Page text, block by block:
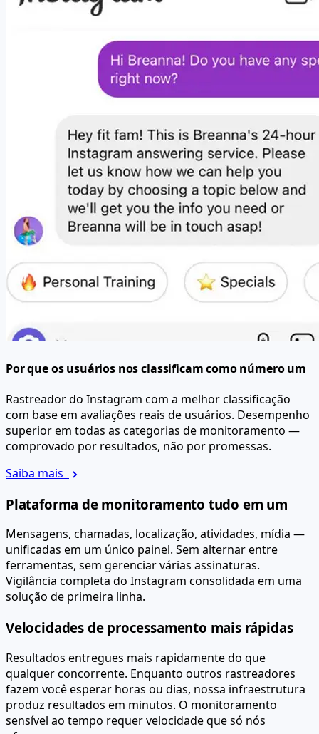
Por que os usuários nos classificam como número um
Rastreador do Instagram com a melhor classificação
com base em avaliações reais de usuários. Desempenho
superior em todas as categorias de monitoramento —
comprovado por resultados, não por promessas.
Saiba mais
Plataforma de monitoramento tudo em um
Mensagens, chamadas, localização, atividades, mídia —
unificadas em um único painel. Sem alternar entre
ferramentas, sem gerenciar várias assinaturas.
Vigilância completa do Instagram consolidada em uma
solução de primeira linha.
Velocidades de processamento mais rápidas
Resultados entregues mais rapidamente do que
qualquer concorrente. Enquanto outros rastreadores
fazem você esperar horas ou dias, nossa infraestrutura
produz resultados em minutos. O monitoramento
sensível ao tempo requer velocidade que só nós